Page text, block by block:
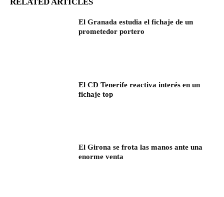
El Granada estudia el fichaje de un
prometedor portero
El CD Tenerife reactiva interés en un
fichaje top
El Girona se frota las manos ante una
enorme venta